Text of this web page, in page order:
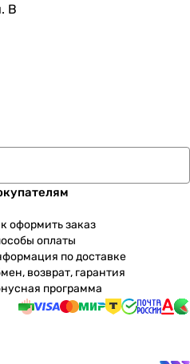
В
оформить заказ
оплаты
по доставке
возврат, гарантия
программа